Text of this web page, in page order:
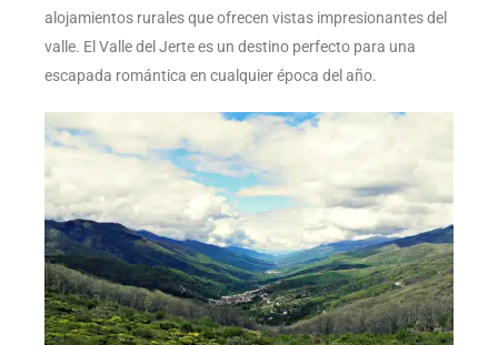
alojamientos rurales que ofrecen vistas impresionantes del
valle. El Valle del Jerte es un destino perfecto para una
escapada romántica en cualquier época del año.